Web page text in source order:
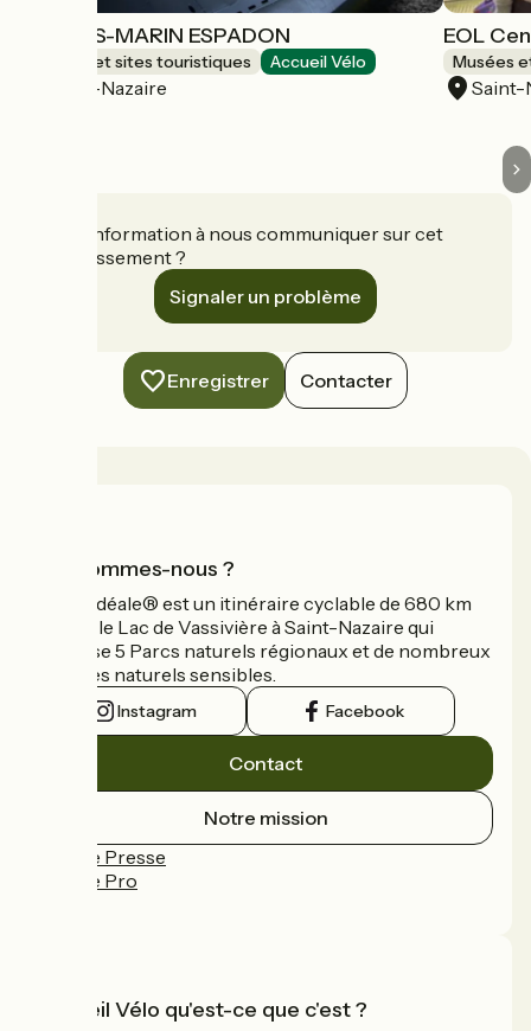
LE SOUS-MARIN ESPADON
Musées et sites touristiques Accueil Vélo
Saint-Nazaire
EOL
Musées
Saint-
Une information à nous communiquer sur cet
établissement ?
Signaler un problème
Enregistrer Contacter
Qui sommes-nous ?
La Vélidéale® est un itinéraire cyclable de 680 km
reliant le Lac de Vassivière à Saint-Nazaire qui
traverse 5 Parcs naturels régionaux et de nombreux
espaces naturels sensibles.
Instagram Facebook
Contact
Notre mission
Espace Presse
Espace Pro
Accueil Vélo qu'est-ce que c'est ?